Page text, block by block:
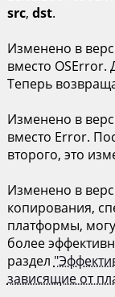
src, dst.
Изменено в
вместо OSError.
Теперь
Изменено в
вместо Error.
второго, это
Изменено в
копирования,
платформы,
более
раздел
зависящие от